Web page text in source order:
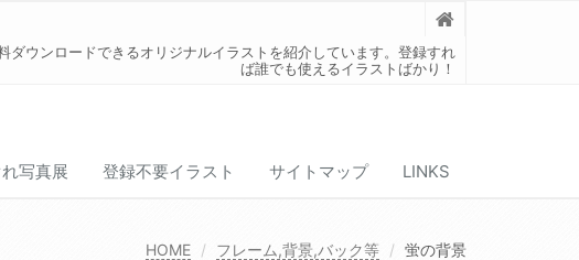
ダウンロードできるオリジナルイラストを紹介しています。登録すれ
ば誰でも使えるイラストばかり！
写真展 登録不要イラスト サイトマップ LINKS
HOME フレーム,背景,バック等 蛍の背景